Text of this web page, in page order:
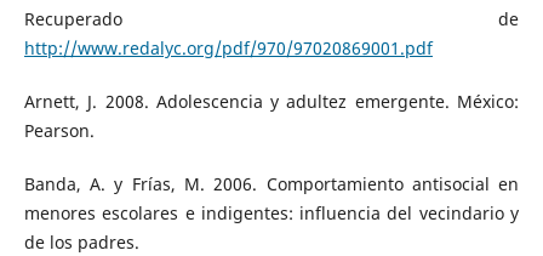
Recuperado de
http://www.redalyc.org/pdf/970/97020869001.pdf
Arnett, J. 2008. Adolescencia y adultez emergente. México:
Pearson.
Banda, A. y Frías, M. 2006. Comportamiento antisocial en
menores escolares e indigentes: influencia del vecindario y
de los padres.